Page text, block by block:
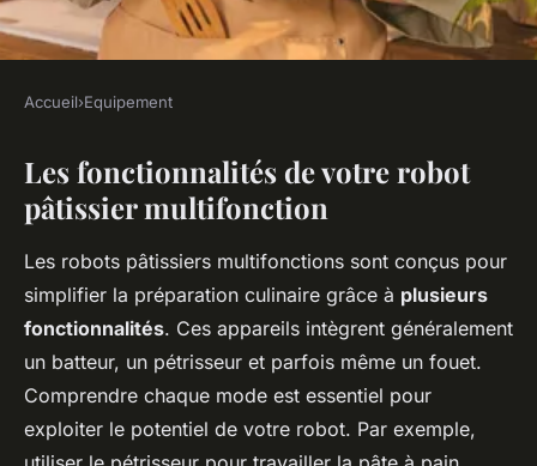
EQUIPEMENT
Découvrez les astuces
incontournables pour tirer le
meilleur parti de votre robot
pâtissier multifonction !
Gabin 25 avril 2025 • 4 min de lecture
Accueil›Equipement
Les fonctionnalités de votre robot
pâtissier multifonction
Les robots pâtissiers multifonctions sont conçus pour
simplifier la préparation culinaire grâce à plusieurs
fonctionnalités. Ces appareils intègrent généralement
un batteur, un pétrisseur et parfois même un fouet.
Comprendre chaque mode est essentiel pour
exploiter le potentiel de votre robot. Par exemple,